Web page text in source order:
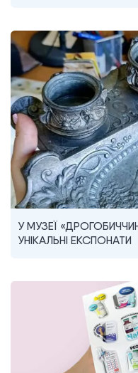
У МУЗЕЇ
УНІКАЛЬНІ ЕКСПОНАТИ